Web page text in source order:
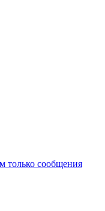
только сообщения